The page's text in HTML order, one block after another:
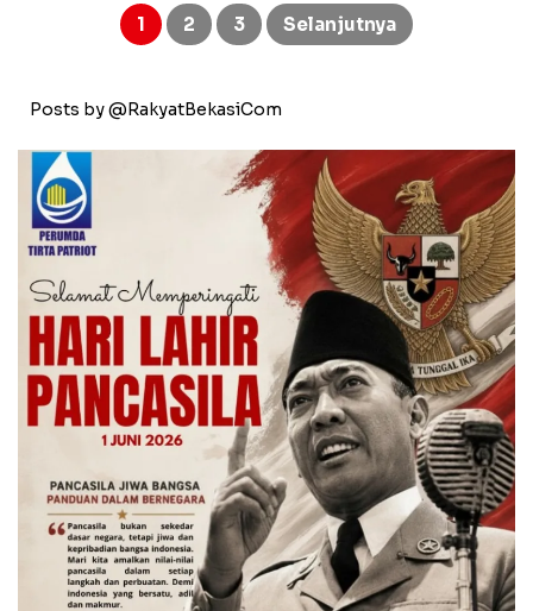
1 2 3 Selanjutnya
Posts by @RakyatBekasiCom